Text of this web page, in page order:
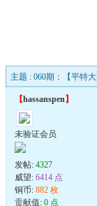
主题 : 060期：【平特
【hassanspen】
未验证会员
发帖: 4327
威望: 6414 点
铜币: 882 枚
贡献值: 0 点